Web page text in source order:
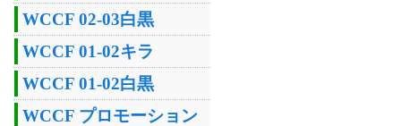
WCCF 02-03白黒
WCCF 01-02キラ
WCCF 01-02白黒
WCCF プロモーション